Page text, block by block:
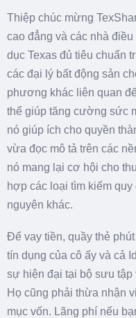
Thiệp chúc mừng
cao đẳng và các nhà
dục Texas đủ tiêu chuẩn
các đại lý bất động sản
phương khác liên quan
thể giúp tăng cường sức
nó giúp ích cho quyền
vừa đọc mô tả trên các
nó mang lại cơ hội cho
hợp các loại tìm kiếm
nguyên khác.
Để vay tiền, quầy thẻ
tín dụng của cô ấy và cả
sự hiện đại tại bộ sưu
Họ cũng phải thừa nhận
mục vốn. Lãng phí nếu